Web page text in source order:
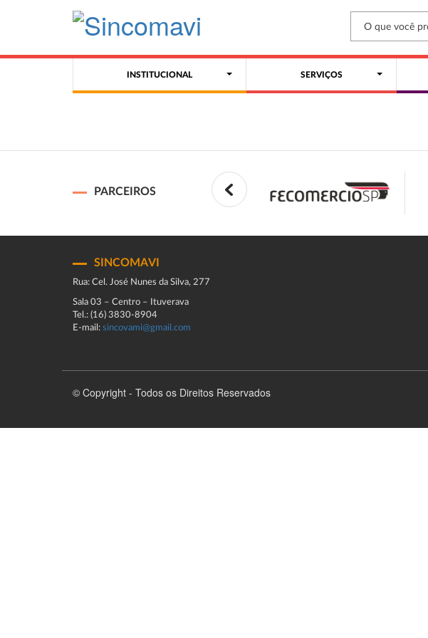
INSTITUCIONAL SERVIÇOS
PARCEIROS
SINCOMAVI
Rua: Cel. José Nunes da Silva, 277
Sala 03 – Centro – Ituverava
Tel.: (16) 3830-8904
E-mail: sincovami@gmail.com
© Copyright - Todos os Direitos Reservados